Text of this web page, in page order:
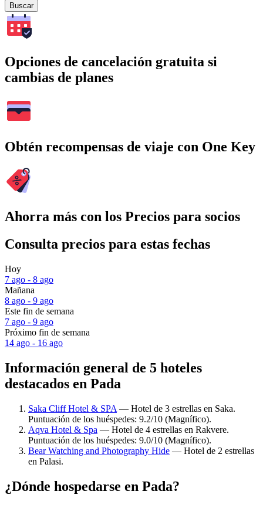
Buscar
Opciones de cancelación gratuita si
cambias de planes
Obtén recompensas de viaje con One Key
Ahorra más con los Precios para socios
Consulta precios para estas fechas
Hoy
7 ago - 8 ago
Mañana
8 ago - 9 ago
Este fin de semana
7 ago - 9 ago
Próximo fin de semana
14 ago - 16 ago
Información general de 5 hoteles
destacados en Pada
Saka Cliff Hotel & SPA — Hotel de 3 estrellas en Saka.
Puntuación de los huéspedes: 9.2/10 (Magnífico).
Aqva Hotel & Spa — Hotel de 4 estrellas en Rakvere.
Puntuación de los huéspedes: 9.0/10 (Magnífico).
Bear Watching and Photography Hide — Hotel de 2 estrellas
en Palasi.
¿Dónde hospedarse en Pada?